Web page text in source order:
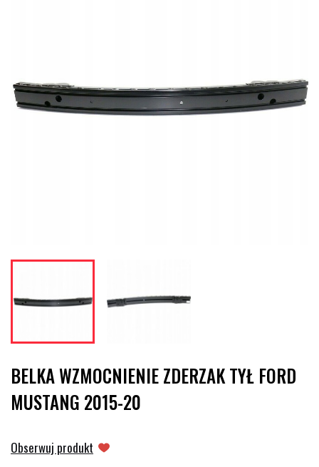
BELKA WZMOCNIENIE ZDERZAK TYŁ FORD
MUSTANG 2015-20
Obserwuj produkt